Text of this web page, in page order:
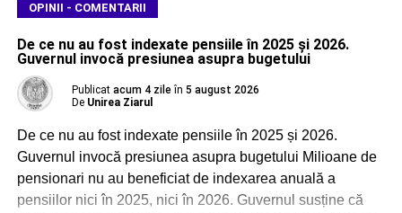
OPINII - COMENTARII
De ce nu au fost indexate pensiile în 2025 și 2026.
Guvernul invocă presiunea asupra bugetului
Publicat acum 4 zile în 5 august 2026
De Unirea Ziarul
De ce nu au fost indexate pensiile în 2025 și 2026.
Guvernul invocă presiunea asupra bugetului Milioane de
pensionari nu au beneficiat de indexarea anuală a
pensiilor nici în 2025, nici în 2026. Guvernul susține că